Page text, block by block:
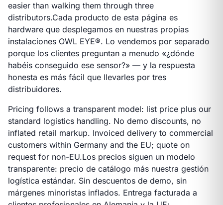
easier than walking them through three
distributors.Cada producto de esta página es
hardware que desplegamos en nuestras propias
instalaciones OWL EYE®. Lo vendemos por separado
porque los clientes preguntan a menudo «¿dónde
habéis conseguido ese sensor?» — y la respuesta
honesta es más fácil que llevarles por tres
distribuidores.
Pricing follows a transparent model: list price plus our
standard logistics handling. No demo discounts, no
inflated retail markup. Invoiced delivery to commercial
customers within Germany and the EU; quote on
request for non-EU.Los precios siguen un modelo
transparente: precio de catálogo más nuestra gestión
logística estándar. Sin descuentos de demo, sin
márgenes minoristas inflados. Entrega facturada a